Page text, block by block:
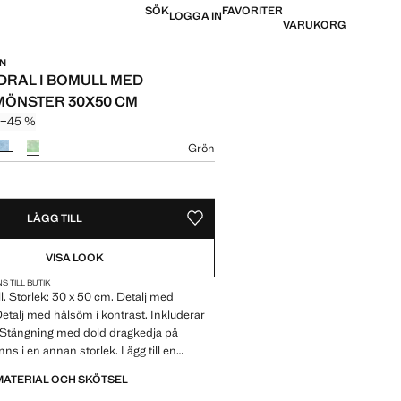
SÖKLOGGA INFAVORITER
VARUKORG
I BOMULL MED
30X50 CM
överstruket [269 kr ]
kr ]
−45 %
Grön
LÄGG TILL SPARA SOM FAVORIT
VISA LOOK
TILL BUTIK
Storlek: 30 x 50 cm. Detalj med
med hålsöm i kontrast. Inkluderar
med dold dragkedja på
i en annan storlek. Lägg till en
OCH SKÖTSEL